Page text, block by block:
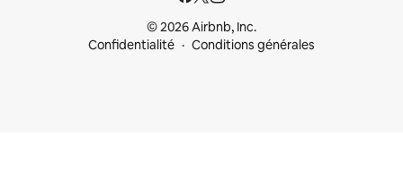
© 2026 Airbnb, Inc.
Confidentialité
Conditions générales